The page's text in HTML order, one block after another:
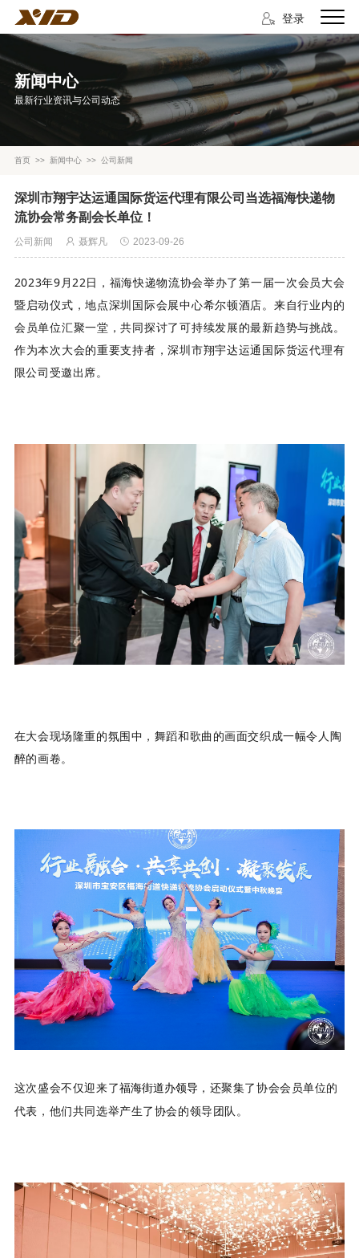
登录
新闻中心
最新行业资讯与公司动态
首页>> 新闻中心>> 公司新闻
深圳市翔宇达运通国际货运代理有限公司当选福海快递物
流协会常务副会长单位！
公司新闻 聂辉凡 2023-09-26
2023年9月22日，福海快递物流协会举办了第一届一次会员大会
暨启动仪式 ，地点深圳国际会展中心希尔顿酒店。 来自行业内的
会员单位汇聚一堂，共同探讨了可持续发展的最新趋势与挑战。
作为本次大会的重要支持者，深圳市翔宇达运通国际货运代理有
限公司受邀出席。
在大会现场隆重的氛围中，舞蹈和歌曲的画面交织成一幅令人陶
醉的画卷。
这次盛会不仅迎来了福海街道办领导 ，还聚集了协会会员单位的
代表，他们共同选举产生了协会的领导团队。